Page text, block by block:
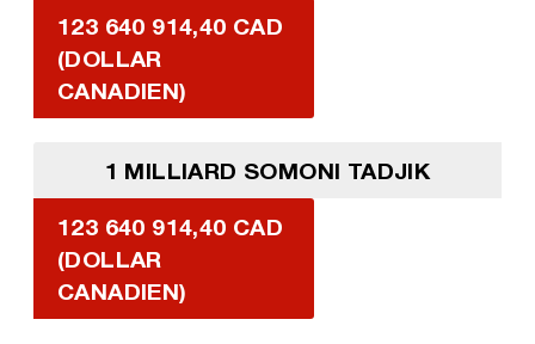
123 640 914,40 CAD
(DOLLAR
CANADIEN)
1 MILLIARD SOMONI TADJIK
123 640 914,40 CAD
(DOLLAR
CANADIEN)